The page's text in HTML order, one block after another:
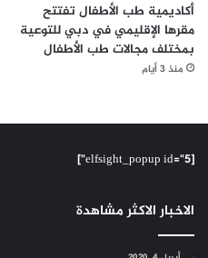
أكاديمية طب الأطفال تفتتح
مقرها الإقليمي في دبي للتوعية
بمختلف مجالات طب الأطفال
منذ 3 أيام
[elfsight_popup id="5"]
الاخبار الاكثر مشاهدة